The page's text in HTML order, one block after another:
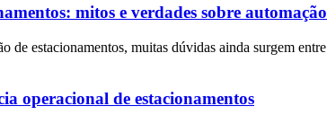
mitos e verdades sobre automação
de estacionamentos, muitas dúvidas ainda surgem
operacional de estacionamentos